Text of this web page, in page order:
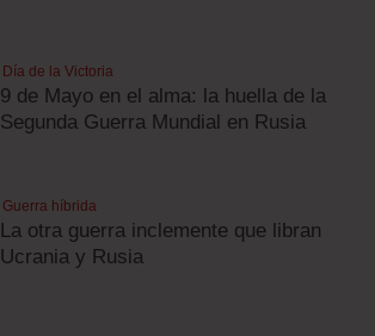
Día de la Victoria
9 de Mayo en el alma: la huella de la
Segunda Guerra Mundial en Rusia
Guerra híbrida
La otra guerra inclemente que libran
Ucrania y Rusia